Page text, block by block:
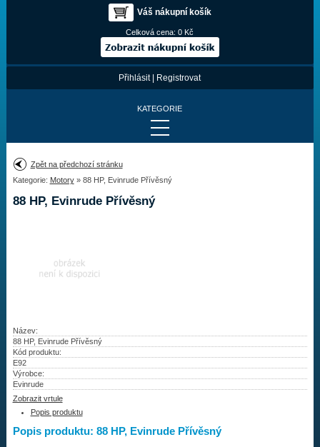
Váš nákupní košík
Celková cena:0 Kč
Přihlásit| Registrovat
KATEGORIE
Provedení:
Výrobce:
Najít vrtuli
Vrtule
Redukční pouzdra XHS
Kontakty
Aktuality
Zpět na předchozí stránku
Kategorie: Motory» 88 HP, Evinrude Přívěsný
88 HP, Evinrude Přívěsný
Název:
88 HP, Evinrude Přívěsný
Kód produktu:
E92
Výrobce:
Evinrude
Zobrazit vrtule
Popis produktu
Popis produktu: 88 HP, Evinrude Přívěsný